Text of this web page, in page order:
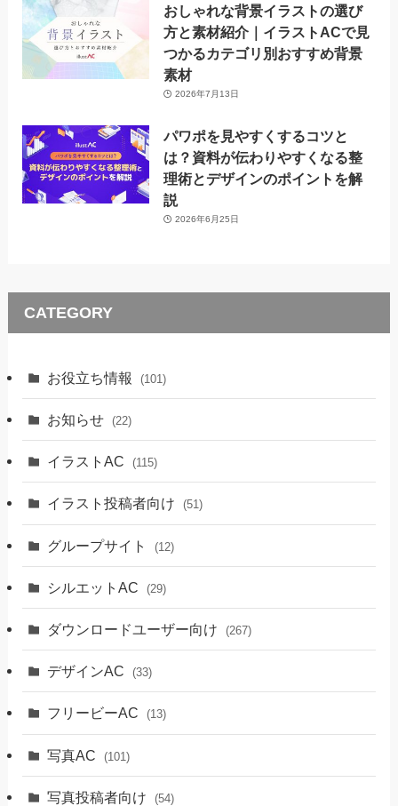
おしゃれな背景イラストの選び
方と素材紹介｜イラストACで見
つかるカテゴリ別おすすめ背景
素材
2026年7月13日
パワポを見やすくするコツと
は？資料が伝わりやすくなる整
理術とデザインのポイントを解
説
2026年6月25日
CATEGORY
お役立ち情報 (101)
お知らせ (22)
イラストAC (115)
イラスト投稿者向け (51)
グループサイト (12)
シルエットAC (29)
ダウンロードユーザー向け (267)
デザインAC (33)
フリービーAC (13)
写真AC (101)
写真投稿者向け (54)